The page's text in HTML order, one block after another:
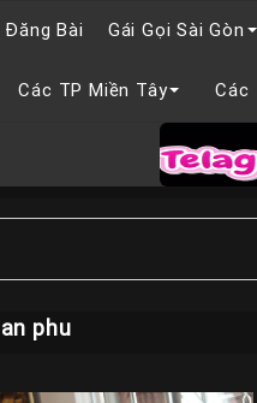
Đăng Bài Gái Gọi Sài Gòn
Các TP Miền Tây Các
phu